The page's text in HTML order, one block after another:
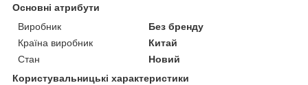
Основні атрибути
Виробник
Без бренду
Країна виробник
Китай
Стан
Новий
Користувальницькі характеристики